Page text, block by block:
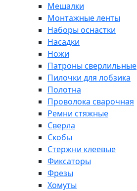
Мешалки
Монтажные ленты
Наборы оснастки
Насадки
Ножи
Патроны сверлильные
Пилочки для лобзика
Полотна
Проволока сварочная
Ремни стяжные
Сверла
Скобы
Стержни клеевые
Фиксаторы
Фрезы
Хомуты